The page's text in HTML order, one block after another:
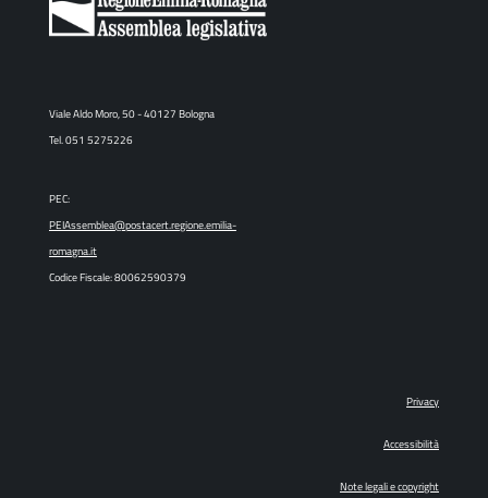
Viale Aldo Moro, 50 - 40127 Bologna
Tel. 051 5275226
PEC:
PEIAssemblea@postacert.regione.emilia-
romagna.it
Codice Fiscale: 80062590379
Privacy
Accessibilità
Note legali e copyright